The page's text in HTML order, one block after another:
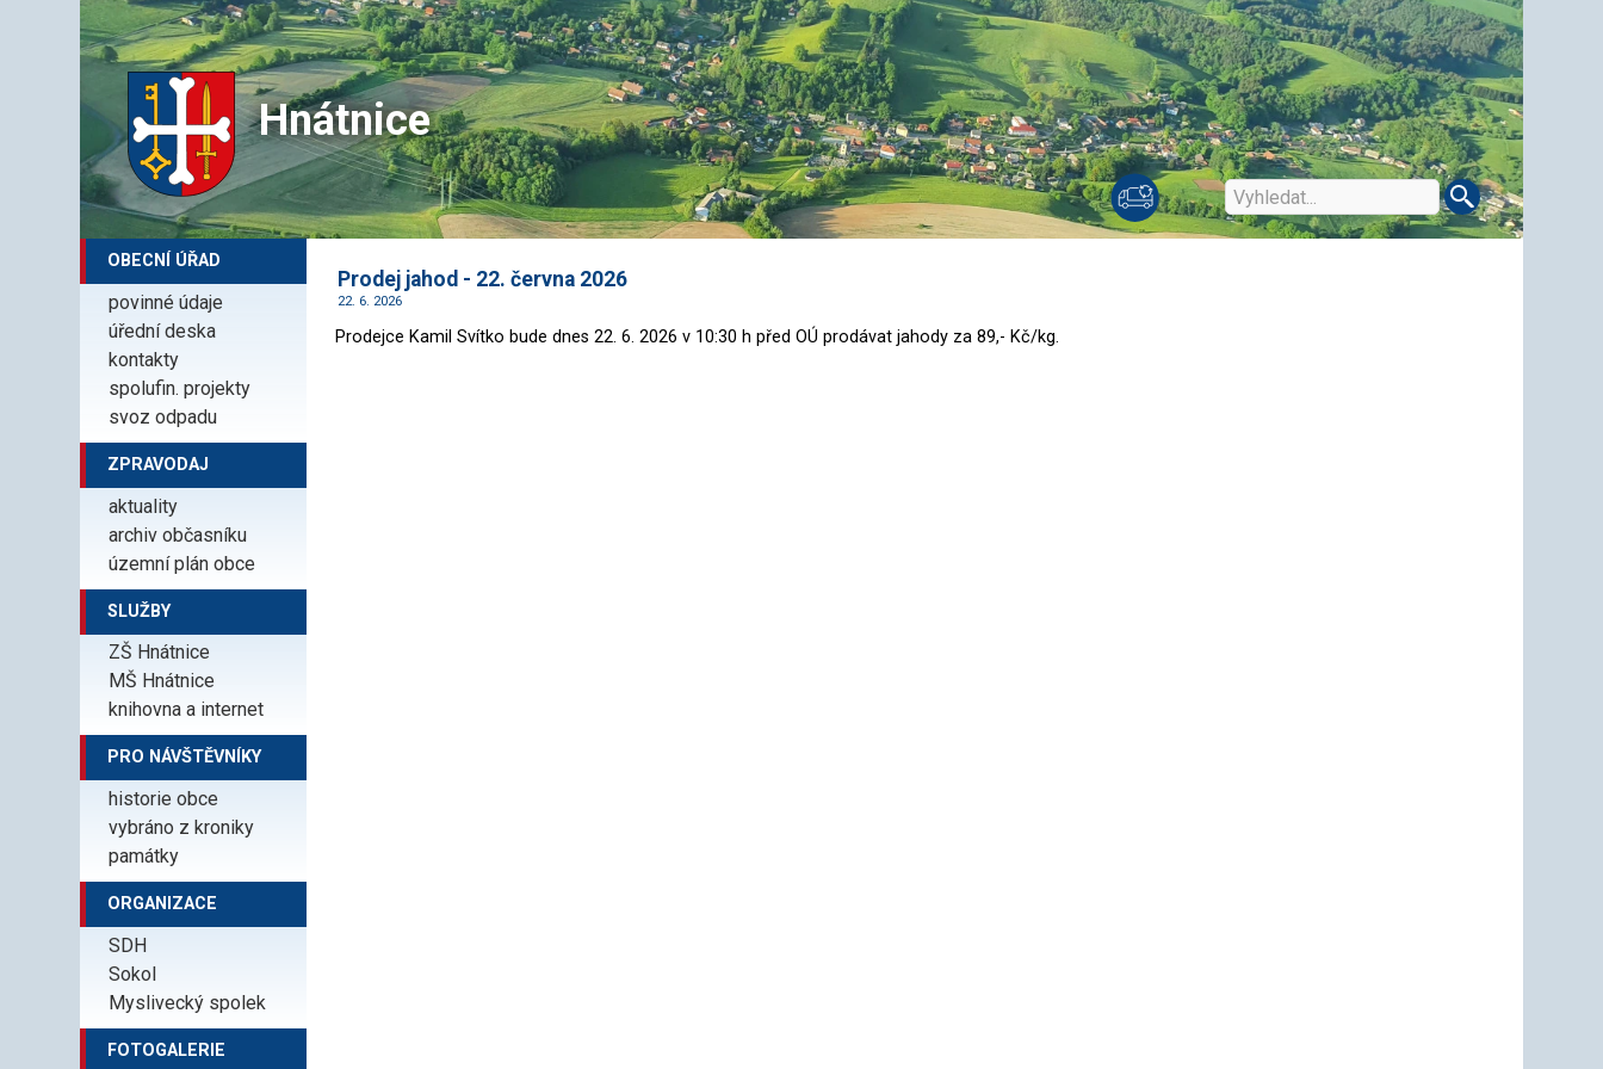
Hnátnice
OBECNÍ ÚŘAD
povinné údaje
úřední deska
kontakty
spolufin. projekty
svoz odpadu
ZPRAVODAJ
aktuality
archiv občasníku
územní plán obce
SLUŽBY
ZŠ Hnátnice
MŠ Hnátnice
knihovna a internet
PRO NÁVŠTĚVNÍKY
historie obce
vybráno z kroniky
památky
ORGANIZACE
SDH
Sokol
Myslivecký spolek
FOTOGALERIE
Prodej jahod - 22. června 2026
22. 6. 2026
Prodejce Kamil Svítko bude dnes 22. 6. 2026 v 10:30 h před OÚ prodávat jahody za 89,- Kč/kg.